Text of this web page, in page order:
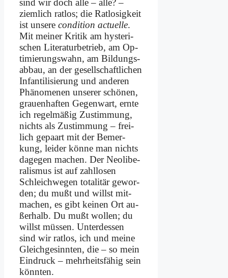
sind wir doch al­le – al­le? –
ziem­lich rat­los; die Rat­lo­sig­keit
ist un­se­re con­di­ti­on ac­tu­el­le.
Mit mei­ner Kri­tik am hy­ste­ri­
schen Li­te­ra­tur­be­trieb, am Op­
ti­mie­rungs­wahn, am Bil­dungs­
ab­bau, an der ge­sell­schaft­li­chen
In­fan­ti­li­sie­rung und an­de­ren
Phä­no­me­nen un­se­rer schö­nen,
grau­en­haf­ten Ge­gen­wart, ern­te
ich re­gel­mä­ßig Zu­stim­mung,
nichts als Zu­stim­mung – frei­
lich ge­paart mit der Be­mer­
kung, lei­der kön­ne man nichts
da­ge­gen ma­chen. Der Neo­li­be­
ra­lis­mus ist auf zahl­lo­sen
Schleich­we­gen to­ta­li­tär ge­wor­
den; du mußt und willst mit­
ma­chen, es gibt kei­nen Ort au­
ßer­halb. Du mußt wol­len; du
willst müs­sen. Un­ter­des­sen
sind wir rat­los, ich und mei­ne
Gleich­ge­sinn­ten, die – so mein
Ein­druck – mehr­heits­fä­hig sein
könn­ten.